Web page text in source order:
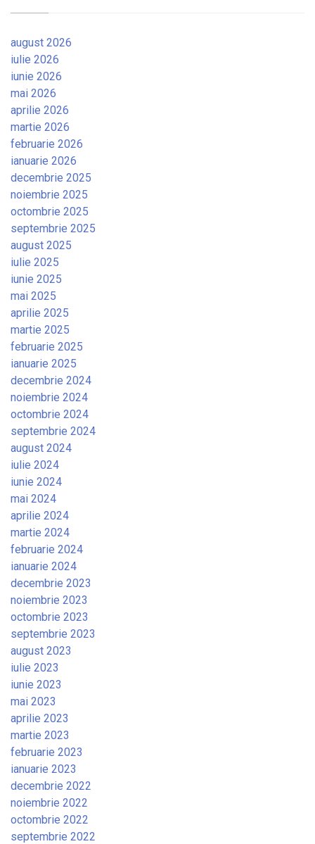
august 2026
iulie 2026
iunie 2026
mai 2026
aprilie 2026
martie 2026
februarie 2026
ianuarie 2026
decembrie 2025
noiembrie 2025
octombrie 2025
septembrie 2025
august 2025
iulie 2025
iunie 2025
mai 2025
aprilie 2025
martie 2025
februarie 2025
ianuarie 2025
decembrie 2024
noiembrie 2024
octombrie 2024
septembrie 2024
august 2024
iulie 2024
iunie 2024
mai 2024
aprilie 2024
martie 2024
februarie 2024
ianuarie 2024
decembrie 2023
noiembrie 2023
octombrie 2023
septembrie 2023
august 2023
iulie 2023
iunie 2023
mai 2023
aprilie 2023
martie 2023
februarie 2023
ianuarie 2023
decembrie 2022
noiembrie 2022
octombrie 2022
septembrie 2022